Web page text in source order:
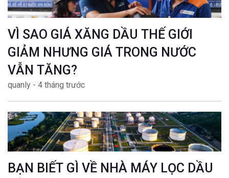
VÌ SAO GIÁ XĂNG DẦU THẾ GIỚI
GIẢM NHƯNG GIÁ TRONG NƯỚC
VẪN TĂNG?
quanly - 4 tháng trước
BẠN BIẾT GÌ VỀ NHÀ MÁY LỌC DẦU